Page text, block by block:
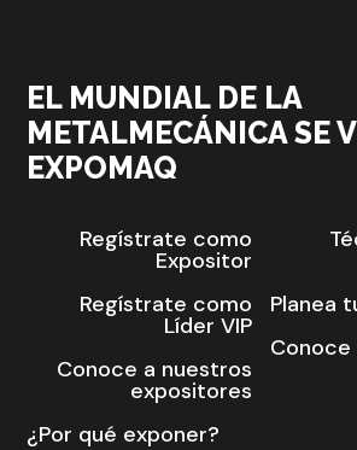
EL MUNDIAL DE LA
METALMECÁNICA SE
EXPOMAQ
Regístrate como
Expositor
Regístrate como
Líder VIP
Conoce a nuestros
expositores
¿Por qué exponer?
Planea
Conoce